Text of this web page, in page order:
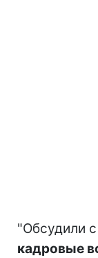
"Обсудили
кадровые